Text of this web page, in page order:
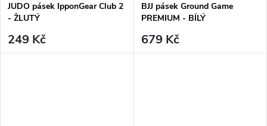
JUDO pásek IpponGear Club 2
- ŽLUTÝ
249 Kč
BJJ pásek Ground Game
PREMIUM - BÍLÝ
679 Kč